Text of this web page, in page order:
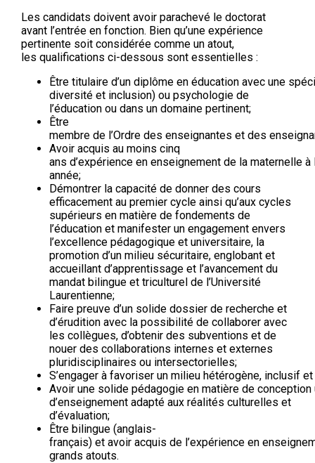
Les candidats doivent avoir parachevé le doctorat
avant l’entrée en fonction. Bien qu’une expérience
pertinente soit considérée comme un atout,
les qualifications ci-dessous sont essentielles :
Être titulaire d’un diplôme en éducation avec une
diversité et inclusion) ou psychologie de
l’éducation ou dans un domaine pertinent;
Être
membre de l’Ordre des enseignantes et des
Avoir acquis au moins cinq
ans d’expérience en enseignement de la maternelle à
année;
Démontrer la capacité de donner des cours
efficacement au premier cycle ainsi qu’aux cycles
supérieurs en matière de fondements de
l’éducation et manifester un engagement envers
l’excellence pédagogique et universitaire, la
promotion d’un milieu sécuritaire, englobant et
accueillant d’apprentissage et l’avancement du
mandat bilingue et triculturel de l’Université
Laurentienne;
Faire preuve d’un solide dossier de recherche et
d’érudition avec la possibilité de collaborer avec
les collègues, d’obtenir des subventions et de
nouer des collaborations internes et externes
pluridisciplinaires ou intersectorielles;
S’engager à favoriser un milieu hétérogène, inclusif
Avoir une solide pédagogie en matière de
d’enseignement adapté aux réalités culturelles et
d’évaluation;
Être bilingue (anglais-
français) et avoir acquis de l’expérience en
grands atouts.